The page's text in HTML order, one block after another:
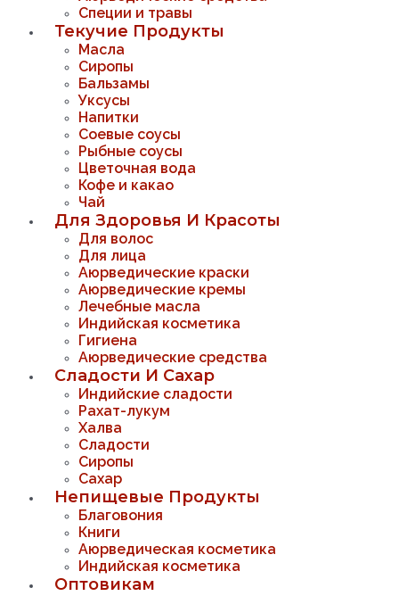
Специи и травы
Текучие Продукты
Масла
Сиропы
Бальзамы
Уксусы
Напитки
Соевые соусы
Рыбные соусы
Цветочная вода
Кофе и какао
Чай
Для Здоровья И Красоты
Для волос
Для лица
Аюрведические краски
Аюрведические кремы
Лечебные масла
Индийская косметика
Гигиена
Аюрведические средства
Сладости И Сахар
Индийские сладости
Рахат-лукум
Халва
Сладости
Сиропы
Сахар
Непищевые Продукты
Благовония
Книги
Аюрведическая косметика
Индийская косметика
Оптовикам